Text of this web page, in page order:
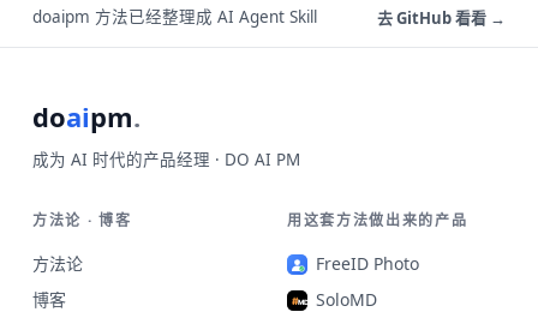
doaipm 方法已经整理成 AI Agent Skill 去 GitHub 看看 →
doaipm.
成为 AI 时代的产品经理 · DO AI PM
方法论 · 博客
方法论
博客
用这套方法做出来的产品
FreeID Photo
SoloMD